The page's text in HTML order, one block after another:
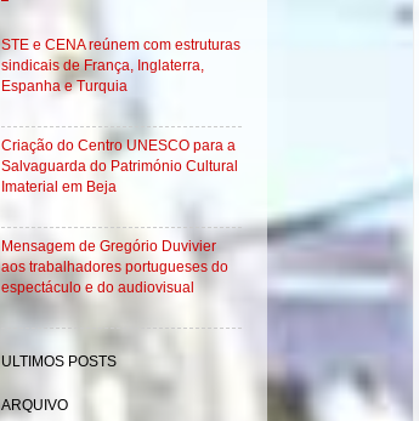
STE e CENA reúnem com estruturas
sindicais de França, Inglaterra,
Espanha e Turquia
Criação do Centro UNESCO para a
Salvaguarda do Património Cultural
Imaterial em Beja
Mensagem de Gregório Duvivier
aos trabalhadores portugueses do
espectáculo e do audiovisual
ULTIMOS POSTS
ARQUIVO